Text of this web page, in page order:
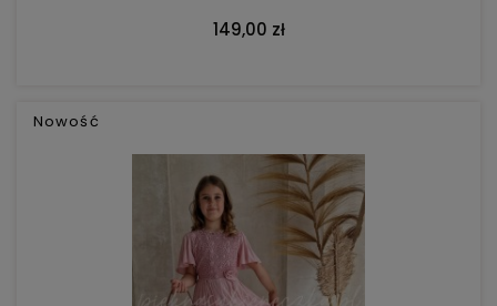
149,00 zł
Nowość